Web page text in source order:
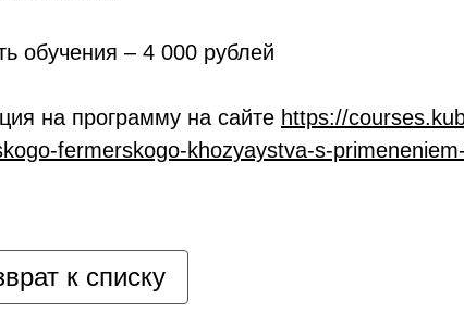
обучения – 4 000 рублей
на программу на сайте https://
fermerskogo-khozyaystva-s-
к списку